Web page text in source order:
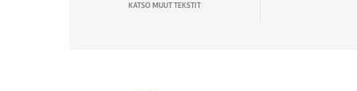
KATSO MUUT TEKSTIT